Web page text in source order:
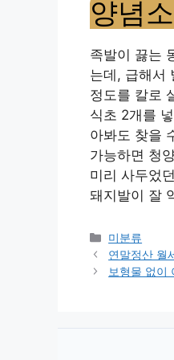
양념
족발이 끓는
는데, 급해서
정도를 칼로
식초 2개를
아봐도 찾을
가능하면 청
미리 사두었
돼지발이 잘
Categories
미분류
연말정산 월
보형물 없이